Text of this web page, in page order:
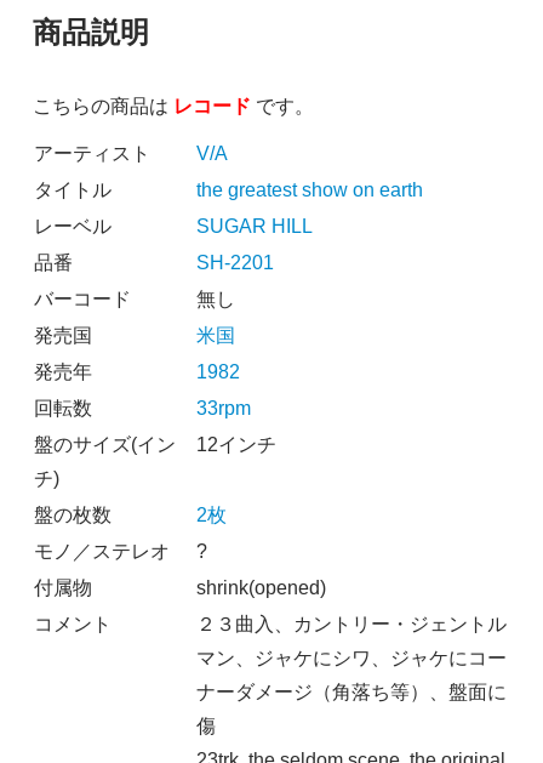
商品説明
こちらの商品は レコード です。
アーティスト
V/A
タイトル
the greatest show on earth
レーベル
SUGAR HILL
品番
SH-2201
バーコード
無し
発売国
米国
発売年
1982
回転数
33rpm
盤のサイズ(イン
チ)
12インチ
盤の枚数
2枚
モノ／ステレオ
?
付属物
shrink(opened)
コメント
２３曲入、カントリー・ジェントル
マン、ジャケにシワ、ジャケにコー
ナーダメージ（角落ち等）、盤面に
傷